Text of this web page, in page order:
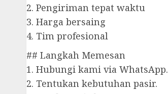
2. Pengiriman tepat waktu
3. Harga bersaing
4. Tim profesional
## Langkah Memesan
1. Hubungi kami via WhatsApp.
2. Tentukan kebutuhan pasir.